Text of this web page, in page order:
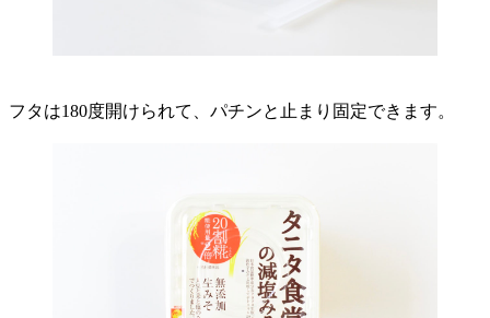
フタは180度開けられて、パチンと止まり固定できます。